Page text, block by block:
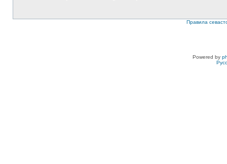
Правила
Powered by